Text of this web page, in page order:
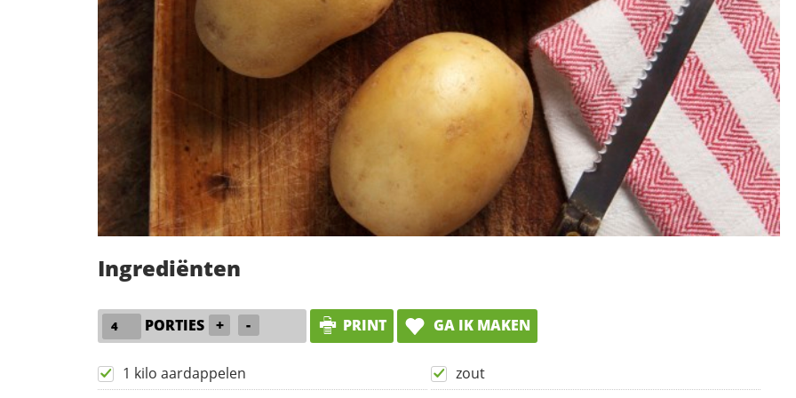
Ingrediënten
PORTIES + - PRINT GA IK MAKEN
1 kilo aardappelen
zout